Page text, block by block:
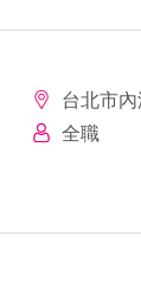
台北市內
全職